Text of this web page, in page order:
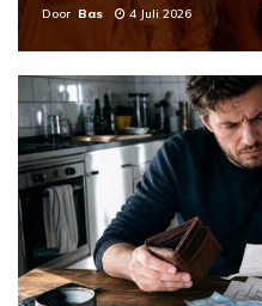
Door Bas 4 Juli 2026